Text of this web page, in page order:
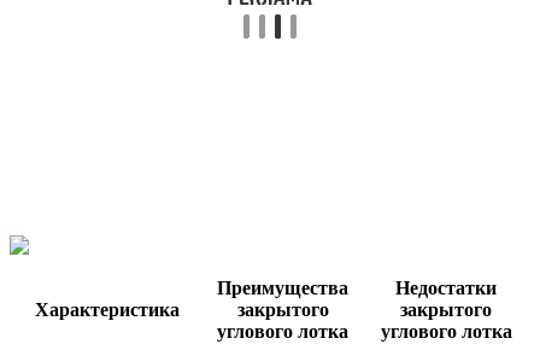
Характеристика
Преимущества
закрытого
углового лотка
Недостатки
закрытого
углового лотка